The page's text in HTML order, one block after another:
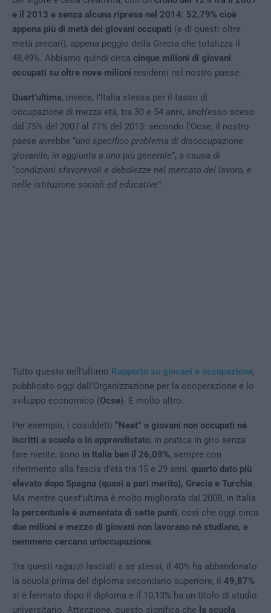
e il 2013 e senza alcuna ripresa nel 2014: 52,79% cioè
appena più di metà dei giovani occupati (e di questi oltre
metà precari), appena peggio della Grecia che totalizza il
48,49%. Abbiamo quindi circa cinque milioni di giovani
occupati su oltre nove milioni residenti nel nostro paese.
Quart’ultima, invece, l’Italia stessa per il tasso di
occupazione di mezza età, tra 30 e 54 anni, anch’esso sceso
dal 75% del 2007 al 71% del 2013: secondo l’Ocse, il nostro
paese avrebbe “uno specifico problema di disoccupazione
giovanile, in aggiunta a uno più generale”, a causa di
“condizioni sfavorevoli e debolezze nel mercato del lavoro, e
nelle istituzione sociali ed educative”.
Tutto questo nell’ultimo Rapporto su giovani e occupazione,
pubblicato oggi dall’Organizzazione per la cooperazione e lo
sviluppo economico (Ocse). E molto altro.
Per esempio, i cosiddetti “Neet” o giovani non occupati né
iscritti a scuola o in apprendistato, in pratica in giro senza
fare niente, sono in Italia ben il 26,09%, sempre con
riferimento alla fascia d’età tra 15 e 29 anni, quarto dato più
elevato dopo Spagna (quasi a pari merito), Grecia e Turchia.
Ma mentre quest’ultima è molto migliorata dal 2008, in Italia
la percentuale è aumentata di sette punti, così che oggi circa
due milioni e mezzo di giovani non lavorano né studiano, e
nemmeno cercano un’occupazione.
Tra questi ragazzi lasciati a se stessi, il 40% ha abbandonato
la scuola prima del diploma secondario superiore, il 49,87%
si è fermato dopo il diploma e il 10,13% ha un titolo di studio
universitario. Attenzione, questo significa che la scuola